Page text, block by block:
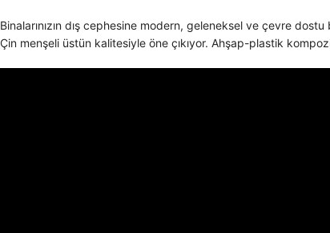
Binalarınızın dış cephesine modern, geleneksel ve çevre
Çin menşeli üstün kalitesiyle öne çıkıyor. Ahşap-plastik